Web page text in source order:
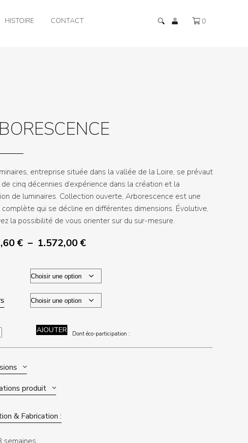
HISTOIRE CONTACT 0
entreprise située dans la vallée de la Loire, se prévaut
cinq décennies d’expérience dans la création et la
de luminaires. Collection ouverte, Arborescence est une
complète qui se décline en différentes dimensions. Évolutive,
la possibilité de vous orienter sur du sur-mesure.
€ – 1.572,00€Plage
prix :
1.407,60 €
à
1.572,00 €
AJOUTER Dont éco-participation :
produit
& Fabrication :